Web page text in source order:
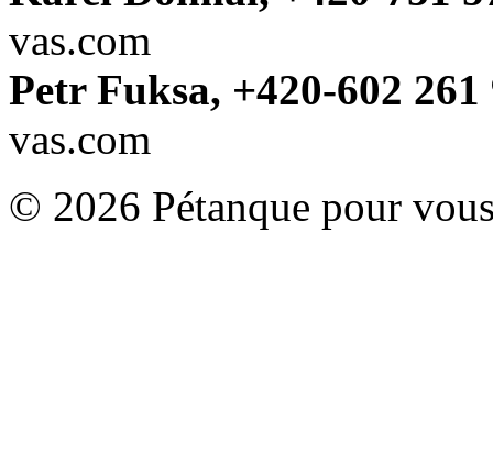
vas.com
Petr Fuksa, +420-602 261
vas.com
© 2026 Pétanque pour